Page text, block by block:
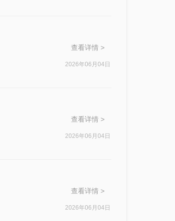
查看详情 >
2026年06月04日
查看详情 >
2026年06月04日
查看详情 >
2026年06月04日